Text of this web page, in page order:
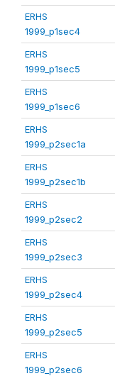
ERHS
1999_p1sec4
ERHS
1999_p1sec5
ERHS
1999_p1sec6
ERHS
1999_p2sec1a
ERHS
1999_p2sec1b
ERHS
1999_p2sec2
ERHS
1999_p2sec3
ERHS
1999_p2sec4
ERHS
1999_p2sec5
ERHS
1999_p2sec6